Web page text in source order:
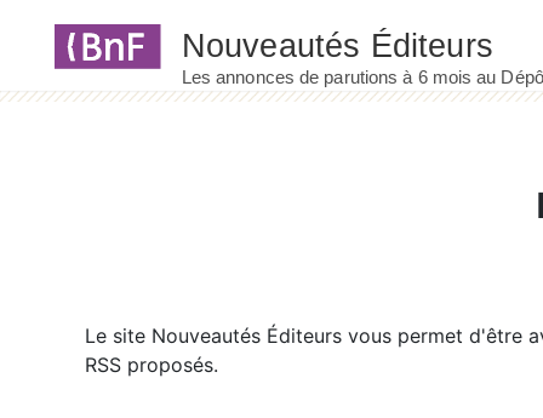
Le site Nouveautés Éditeurs vous permet d'être
RSS proposés.